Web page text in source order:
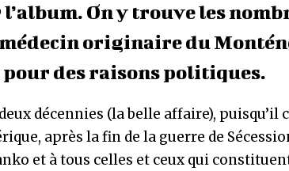
On y trouve les
originaire du
des raisons politiques.
décennies (la belle affaire), puisqu’il
après la fin de la guerre de
et à tous celles et ceux qui